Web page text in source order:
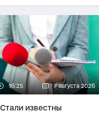
16:25 7 августа 2026
Стали известны